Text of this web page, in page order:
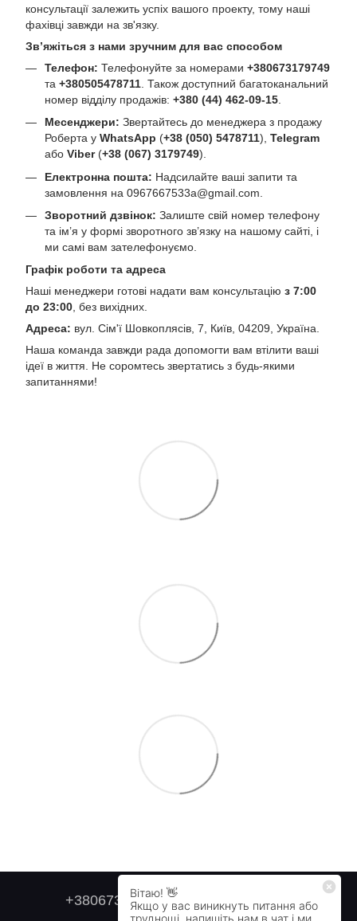
консультації залежить успіх вашого проекту, тому наші
фахівці завжди на зв'язку.
Зв’яжіться з нами зручним для вас способом
Телефон: Телефонуйте за номерами +380673179749
та +380505478711 . Також доступний багатоканальний
номер відділу продажів: +380 (44) 462-09-15
Месенджери: Звертайтесь до менеджера з продажу
Роберта у WhatsApp (+38 (050) 5478711), Telegram
або Viber(+38 (067) 3179749).
Електронна пошта: Надсилайте ваші запити та
замовлення на 0967667533a@gmail.com
Зворотний дзвінок: Залиште свій номер телефону
та ім’я у формі зворотного зв’язку на нашому сайті, і
ми самі вам зателефонуємо.
Графік роботи та адреса
Наші менеджери готові надати вам консультацію з 7:00
до 23:00, без вихідних.
Адреса: вул. Сім'ї Шовкоплясів, 7, Київ, 04209, Україна.
Наша команда завжди рада допомогти вам втілити ваші
ідеї в життя. Не соромтесь звертатись з будь-якими
запитаннями!
+380673179749 +380505478711